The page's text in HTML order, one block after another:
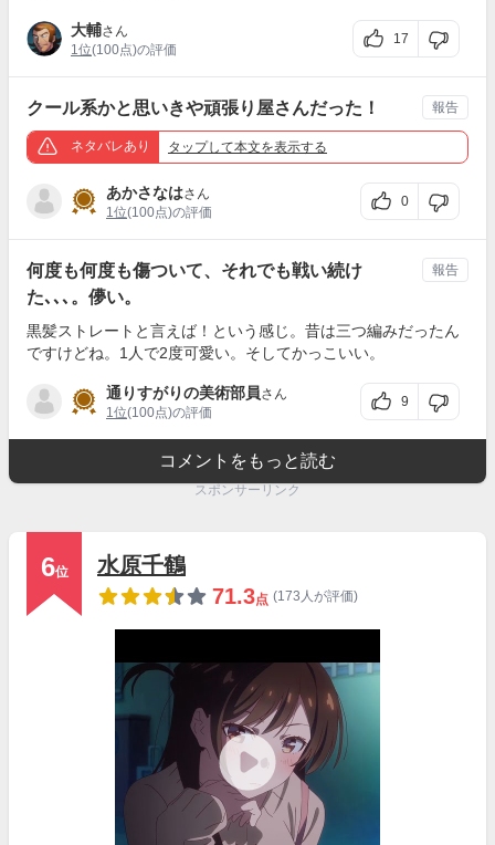
大輔さん
1位(100点)の評価
17
クール系かと思いきや頑張り屋さんだった！
ネタバレあり タップして本文を表示する
あかさなはさん
1位(100点)の評価
0
報告
何度も何度も傷ついて、それでも戦い続け
た､､､。儚い。
黒髪ストレートと言えば！という感じ。昔は三つ編みだったん
ですけどね。1人で2度可愛い。そしてかっこいい。
通りすがりの美術部員さん
1位(100点)の評価
9
報告
コメントをもっと読む
スポンサーリンク
6位
水原千鶴
71.3点 (173人が評価)